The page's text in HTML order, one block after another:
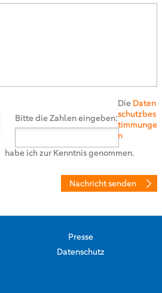
Bitte die Zahlen eingeben:
Die Daten
schutzbes
timmunge
n
habe ich zur Kenntnis genommen.
Nachricht senden
Presse
Datenschutz